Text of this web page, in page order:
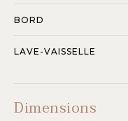
BORD
LAVE-VAISSELLE
Dimensions